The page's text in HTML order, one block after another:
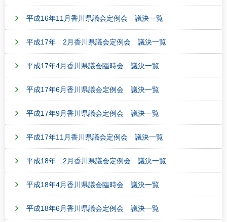
平成16年11月香川県議会定例会 議決一覧
平成17年 2月香川県議会定例会 議決一覧
平成17年4月香川県議会臨時会 議決一覧
平成17年6月香川県議会定例会 議決一覧
平成17年9月香川県議会定例会 議決一覧
平成17年11月香川県議会定例会 議決一覧
平成18年 2月香川県議会定例会 議決一覧
平成18年4月香川県議会臨時会 議決一覧
平成18年6月香川県議会定例会 議決一覧